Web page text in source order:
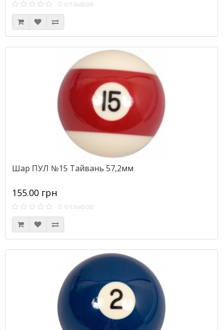
0 отзывов
Шар ПУЛ №15 Тайвань 57,2мм
155.00 грн
0 отзывов